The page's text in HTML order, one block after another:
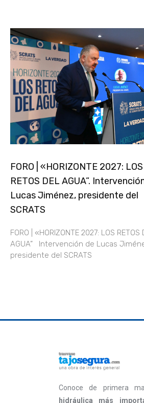
FORO | «HORIZONTE 2027: LOS
RETOS DEL AGUA”.
Lucas Jiménez, presidente del
SCRATS
FORO | «HORIZONTE 2027: LOS RETOS
AGUA” Intervención de Lucas
presidente del SCRATS
Conoce de primera
hidráulica más